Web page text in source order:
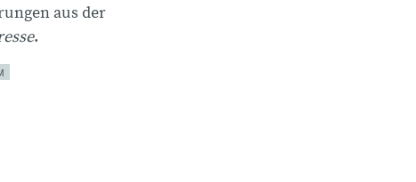
aus der
.